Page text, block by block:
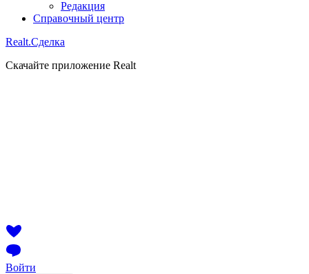
Редакция
Справочный центр
Realt.Сделка
Скачайте приложение Realt
Войти